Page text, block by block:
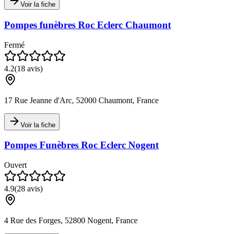
Voir la fiche
Pompes funèbres Roc Eclerc Chaumont
Fermé
4.2(18 avis)
17 Rue Jeanne d'Arc, 52000 Chaumont, France
Voir la fiche
Pompes Funèbres Roc Eclerc Nogent
Ouvert
4.9(28 avis)
4 Rue des Forges, 52800 Nogent, France